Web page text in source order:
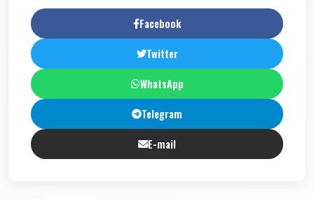
Facebook
Twitter
WhatsApp
Telegram
E-mail